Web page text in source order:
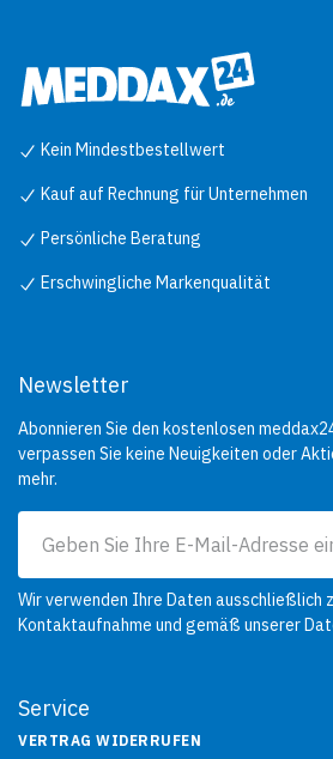
Kein Mindestbestellwert
Kauf auf Rechnung für Unternehmen
Persönliche Beratung
Erschwingliche Markenqualität
Service
VERTRAG WIDERRUFEN
Newsletter
Abonnieren Sie den kostenlosen
verpassen Sie keine Neuigkeiten oder
mehr.
Wir verwenden Ihre Daten ausschließlich
Kontaktaufnahme und gemäß unserer